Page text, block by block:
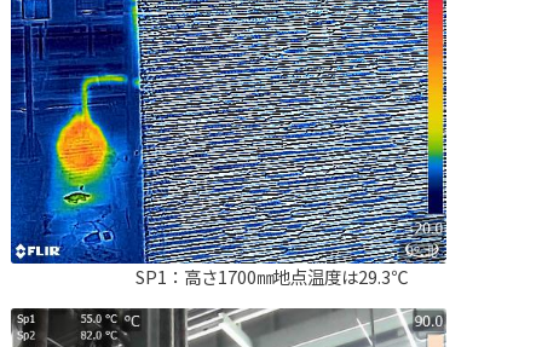
SP1：高さ1700㎜地点温度は29.3℃